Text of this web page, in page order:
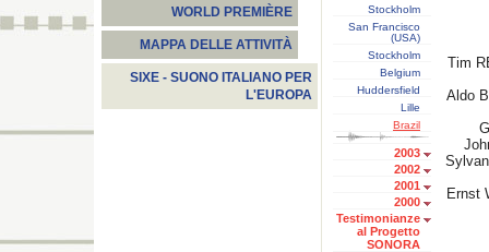
WORLD PREMIÈRE
MAPPA DELLE ATTIVITÀ
SIXE - SUONO ITALIANO PER
L'EUROPA
Stockholm
San Francisco
(USA)
Stockholm
Belgium
Huddersfield
Lille
Brazil
2003
2002
2001
2000
Testimonianze
al Progetto
SONORA
Tim
Aldo
Ernst